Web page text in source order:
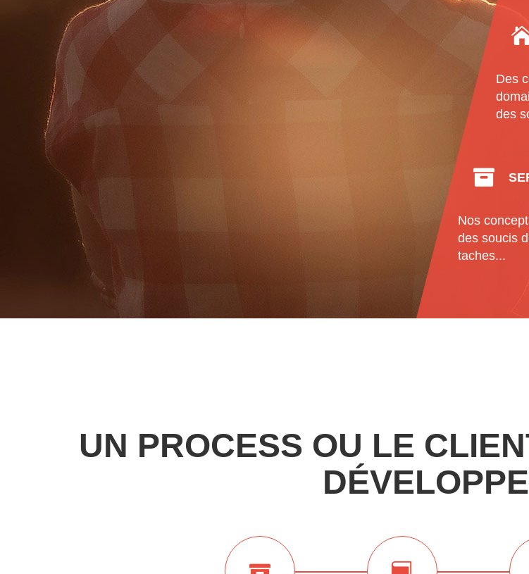
Des
des
Nos
des soucis
taches...
UN PROCESS OU LE